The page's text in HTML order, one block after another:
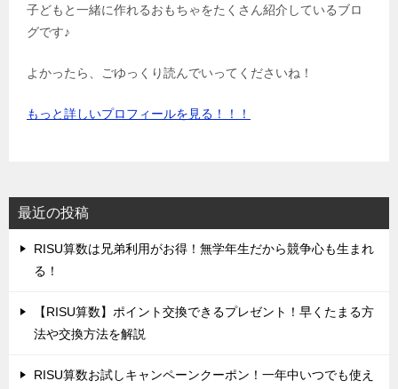
子どもと一緒に作れるおもちゃをたくさん紹介しているブロ
グです♪
よかったら、ごゆっくり読んでいってくださいね！
もっと詳しいプロフィールを見る！！！
最近の投稿
‌RISU算数は兄弟利用がお得！無学年生だから競争心も生まれ
る！
‌【RISU算数】ポイント交換できるプレゼント！早くたまる方
法や交換方法を解説
‌RISU算数お試しキャンペーンクーポン！一年中いつでも使え